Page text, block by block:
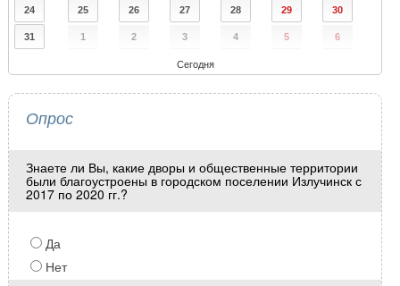
24 25 26 27 28 29 30
31 1 2 3 4 5 6
Сегодня
Опрос
Знаете ли Вы, какие дворы и общественные территории
были благоустроены в городском поселении Излучинск с
2017 по 2020 гг.?
Да
Нет